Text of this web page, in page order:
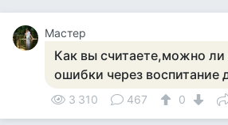
Мастер
Как вы считаете,можно ли
ошибки через воспитание
3 310 467 0